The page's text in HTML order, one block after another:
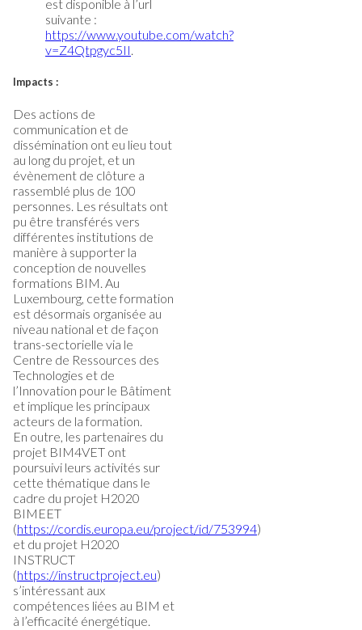
est disponible à l’url
suivante :
https://www.youtube.com/watch?
v=Z4Qtpgyc5II.
Impacts :
Des actions de
communication et de
dissémination ont eu lieu tout
au long du projet, et un
évènement de clôture a
rassemblé plus de 100
personnes. Les résultats ont
pu être transférés vers
différentes institutions de
manière à supporter la
conception de nouvelles
formations BIM. Au
Luxembourg, cette formation
est désormais organisée au
niveau national et de façon
trans-sectorielle via le
Centre de Ressources des
Technologies et de
l’Innovation pour le Bâtiment
et implique les principaux
acteurs de la formation.
En outre, les partenaires du
projet BIM4VET ont
poursuivi leurs activités sur
cette thématique dans le
cadre du projet H2020
BIMEET
(https://cordis.europa.eu/project/id/753994)
et du projet H2020
INSTRUCT
(https://instructproject.eu)
s’intéressant aux
compétences liées au BIM et
à l’efficacité énergétique.